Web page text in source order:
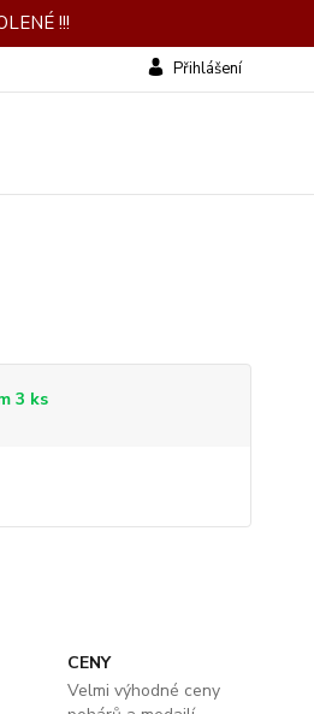
!!!
Přihlášení
3 ks
CENY
Velmi výhodné ceny